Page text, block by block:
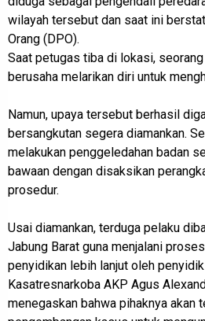
wilayah tersebut dan saat ini
Orang (DPO).
Saat petugas tiba di lokasi,
berusaha melarikan diri untuk
Namun, upaya tersebut berhasil
bersangkutan segera diamankan.
melakukan penggeledahan badan
bawaan dengan disaksikan
prosedur.
Usai diamankan, terduga pelaku
Jabung Barat guna menjalani
penyidikan lebih lanjut oleh
Kasatresnarkoba AKP Agus
menegaskan bahwa pihaknya akan